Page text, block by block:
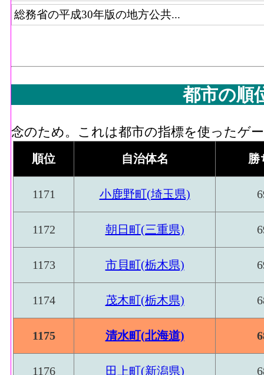
総務省の平成30年版の地方公共...
都市の順
念のため。これは都市の指標を使ったゲ
順位 自治体名 勝
1171 小鹿野町(埼玉県)
1172 朝日町(三重県)
1173 市貝町(栃木県)
1174 茂木町(栃木県)
1175 清水町(北海道)
1176 田上町(新潟県)